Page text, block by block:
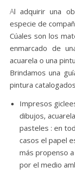
Al adquirir una obra de arte, el enmarcado forma una
especie de
Cúales son los
enmarcado de
acuarela o una
Brindamos una
pintura
Impresos
dibujos,
pasteles : en
casos el papel
más propenso
por el medio